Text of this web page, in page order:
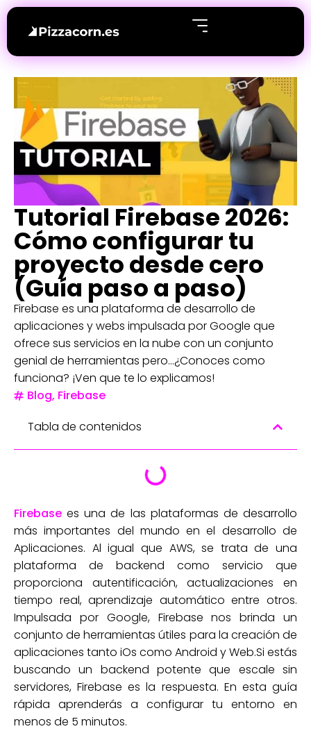
Tutorial Firebase 2026:
Cómo configurar tu
proyecto desde cero
(Guía paso a paso)
Firebase es una plataforma de desarrollo de
aplicaciones y webs impulsada por Google que
ofrece sus servicios en la nube con un conjunto
genial de herramientas pero...¿Conoces como
funciona? ¡Ven que te lo explicamos!
Blog, Firebase
Tabla de contenidos
Firebase es una de las plataformas de desarrollo
más importantes del mundo en el desarrollo de
Aplicaciones. Al igual que AWS, se trata de una
plataforma de backend como servicio que
proporciona autentificación, actualizaciones en
tiempo real, aprendizaje automático entre otros.
Impulsada por Google, Firebase nos brinda un
conjunto de herramientas útiles para la creación de
aplicaciones tanto iOs como Android y Web.Si estás
buscando un backend potente que escale sin
servidores, Firebase es la respuesta. En esta guía
rápida aprenderás a configurar tu entorno en
menos de 5 minutos.